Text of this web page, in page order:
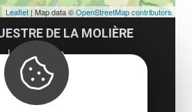
DE LA MOLIÈRE
La Molière
Geniez-d'Olt-et-d'Aubrac
l'itinéraire
Leaflet | Map data ©OpenStreetMap contributors